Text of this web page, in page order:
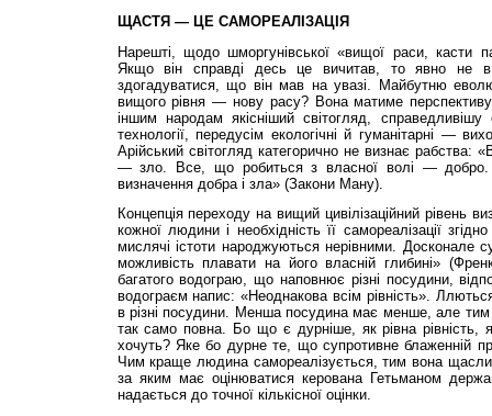
ЩАСТЯ — ЦЕ САМОРЕАЛІЗАЦІЯ
Нарешті, щодо шморгунівської «вищої раси, касти
Якщо він справді десь це вичитав, то явно не
здогадуватися, що він мав на увазі. Майбутню
вищого рівня — нову расу? Вона матиме
іншим народам якісніший світогляд, справедливішу
технології, передусім екологічні й гуманітарні —
Арійський світогляд категорично не визнає рабства:
— зло. Все, що робиться з власної волі — добро.
визначення добра і зла» (Закони Ману).
Концепція переходу на вищий цивілізаційний рівень
кожної людини і необхідність її самореалізації
мислячі істоти народжуються нерівними. Досконале
можливість плавати на його власній глибині»
багатого водограю, що наповнює різні посудини,
водограєм напис: «Неоднакова всім рівність».
в різні посудини. Менша посудина має менше, але
так само повна. Бо що є дурніше, як рівна рівність,
хочуть? Яке бо дурне те, що супротивне блаженній
Чим краще людина самореалізується, тим вона
за яким має оцінюватися керована Гетьманом
надається до точної кількісної оцінки.